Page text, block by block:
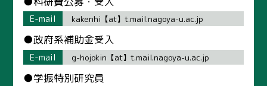
E-mail kakenhi【at】t.mail.nagoya-u.ac.jp
●政府系補助金受入
E-mail g-hojokin【at】t.mail.nagoya-u.ac.jp
●学振特別研究員